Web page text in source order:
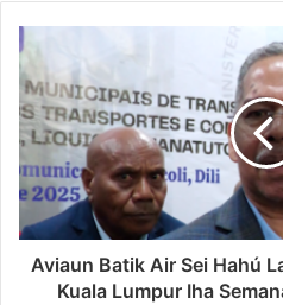
Aviaun Batik Air Sei Hahú
Kuala Lumpur Iha